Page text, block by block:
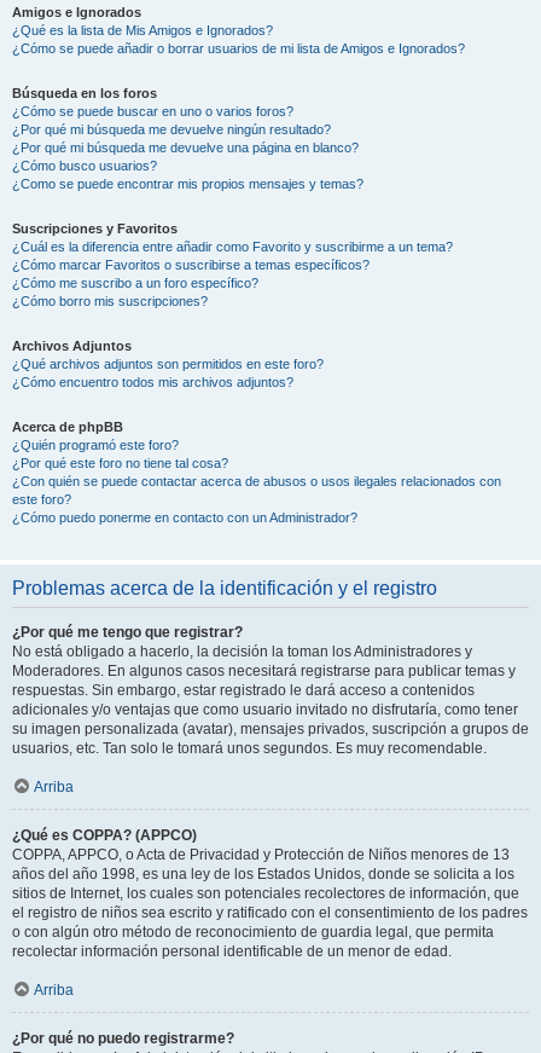
Amigos e Ignorados
¿Qué es la lista de Mis Amigos e Ignorados?
¿Cómo se puede añadir o borrar usuarios de mi lista de Amigos e Ignorados?
Búsqueda en los foros
¿Cómo se puede buscar en uno o varios foros?
¿Por qué mi búsqueda me devuelve ningún resultado?
¿Por qué mi búsqueda me devuelve una página en blanco?
¿Cómo busco usuarios?
¿Como se puede encontrar mis propios mensajes y temas?
Suscripciones y Favoritos
¿Cuál es la diferencia entre añadir como Favorito y suscribirme a un tema?
¿Cómo marcar Favoritos o suscribirse a temas específicos?
¿Cómo me suscribo a un foro específico?
¿Cómo borro mis suscripciones?
Archivos Adjuntos
¿Qué archivos adjuntos son permitidos en este foro?
¿Cómo encuentro todos mis archivos adjuntos?
Acerca de phpBB
¿Quién programó este foro?
¿Por qué este foro no tiene tal cosa?
¿Con quién se puede contactar acerca de abusos o usos ilegales relacionados con
este foro?
¿Cómo puedo ponerme en contacto con un Administrador?
Problemas acerca de la identificación y el registro
¿Por qué me tengo que registrar?
No está obligado a hacerlo, la decisión la toman los Administradores y
Moderadores. En algunos casos necesitará registrarse para publicar temas y
respuestas. Sin embargo, estar registrado le dará acceso a contenidos
adicionales y/o ventajas que como usuario invitado no disfrutaría, como tener
su imagen personalizada (avatar), mensajes privados, suscripción a grupos de
usuarios, etc. Tan solo le tomará unos segundos. Es muy recomendable.
Arriba
¿Qué es COPPA? (APPCO)
COPPA, APPCO, o Acta de Privacidad y Protección de Niños menores de 13
años del año 1998, es una ley de los Estados Unidos, donde se solicita a los
sitios de Internet, los cuales son potenciales recolectores de información, que
el registro de niños sea escrito y ratificado con el consentimiento de los padres
o con algún otro método de reconocimiento de guardia legal, que permita
recolectar información personal identificable de un menor de edad.
Arriba
¿Por qué no puedo registrarme?